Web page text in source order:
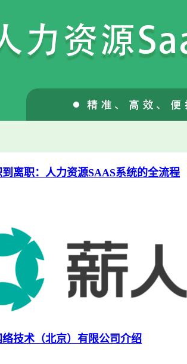
离职：人力资源SAAS系统的全流程
技术（北京）有限公司介绍